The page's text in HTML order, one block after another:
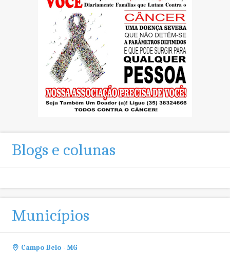
Blogs e colunas
Municípios
Campo Belo - MG